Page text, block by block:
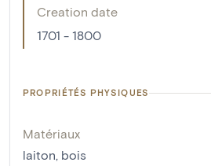
Creation date
1701 - 1800
PROPRIÉTÉS PHYSIQUES
Matériaux
laiton, bois